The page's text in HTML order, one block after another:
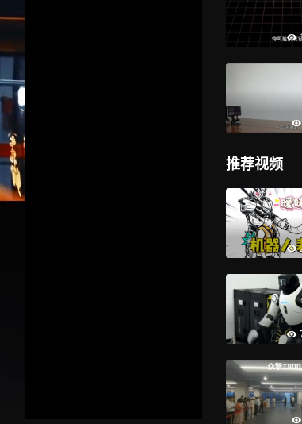
推荐视频